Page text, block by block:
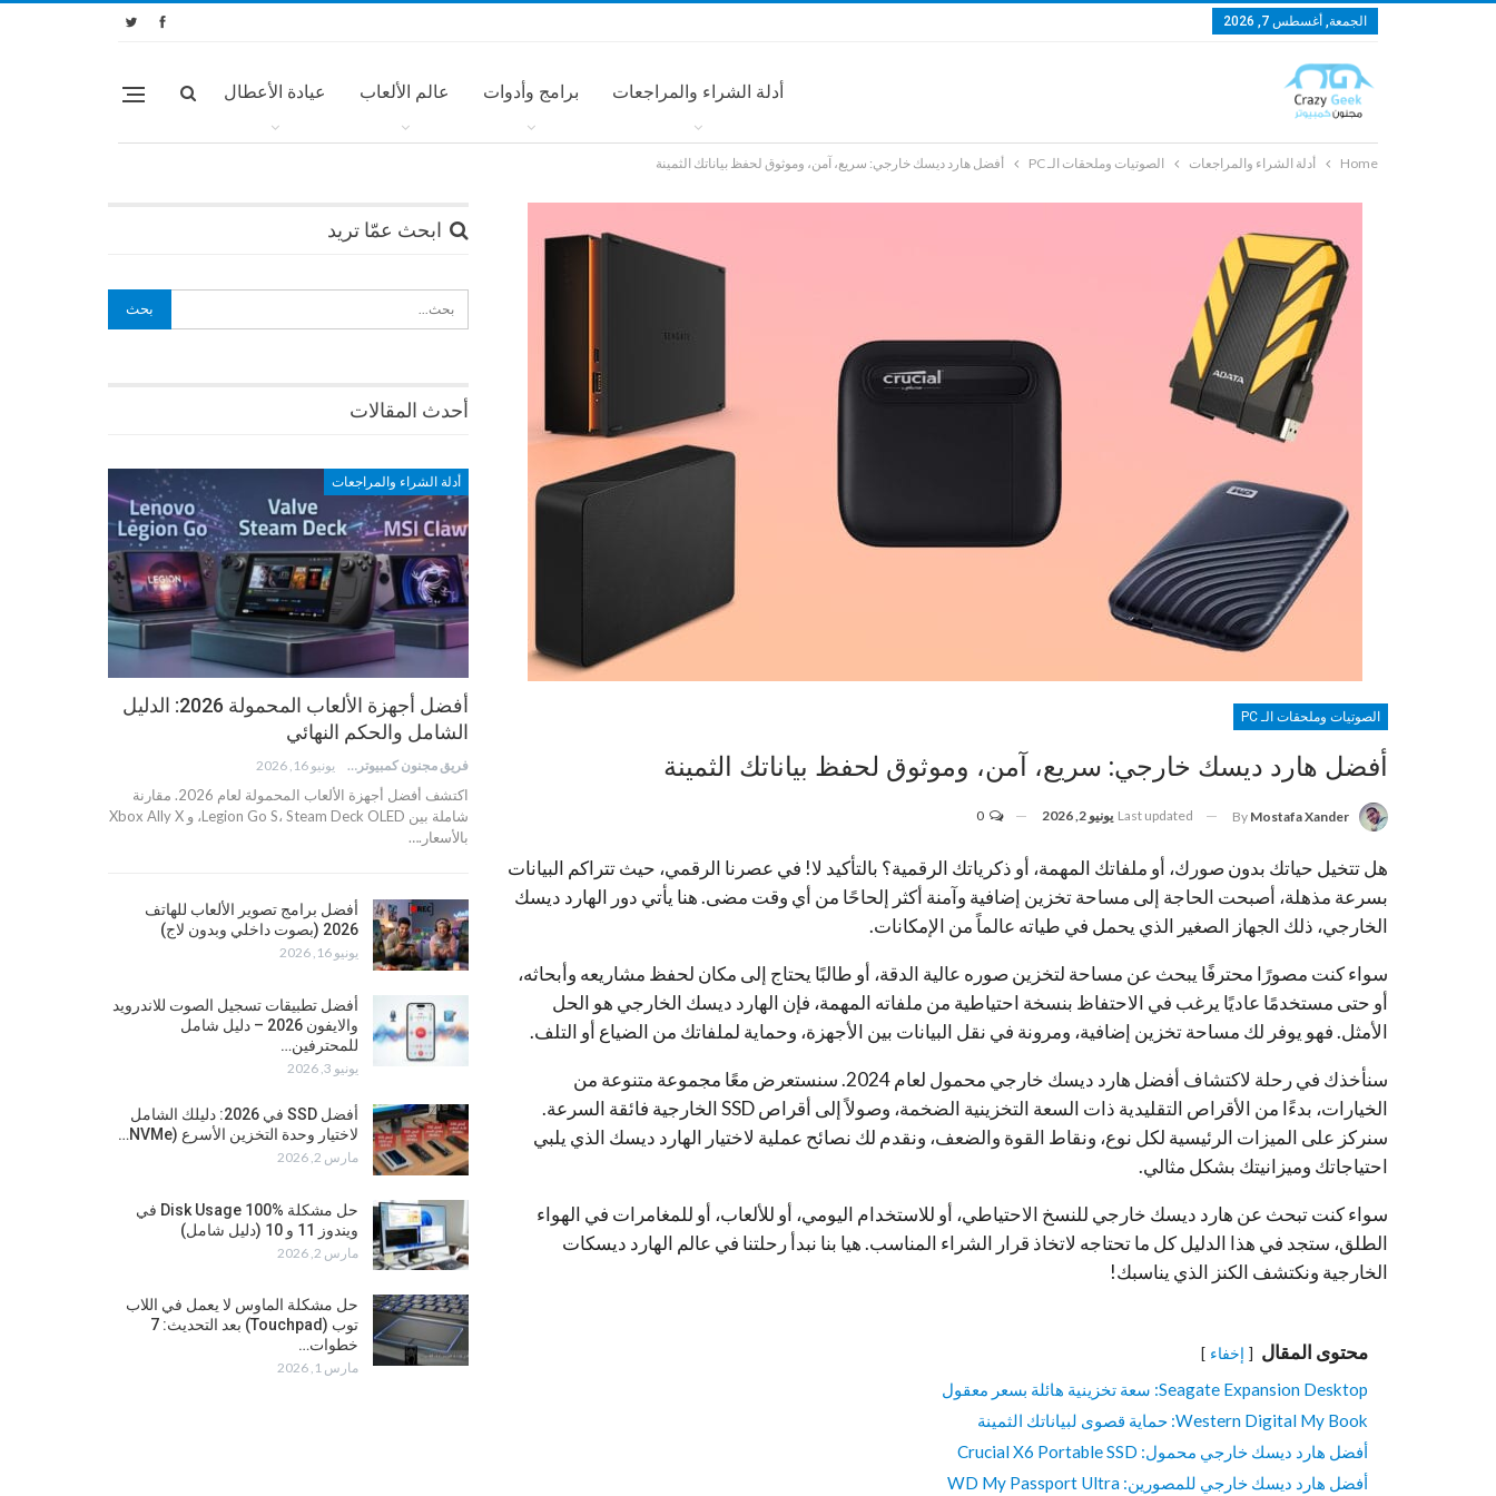
الجمعة, أغسطس 7, 2026
أدلة الشراء والمراجعات برامج وأدوات عالم الألعاب عيادة الأعطال
Home أدلة الشراء والمراجعات الصوتيات وملحقات الـ PC أفضل هارد ديسك خارجي: سريع، آمن، وموثوق لحفظ بياناتك الثمينة
الصوتيات وملحقات الـ PC
أفضل هارد ديسك خارجي: سريع، آمن، وموثوق لحفظ بياناتك الثمينة
By Mostafa Xander
Last updated يونيو 2, 2026
هل تتخيل حياتك بدون صورك، أو ملفاتك المهمة، أو ذكرياتك الرقمية؟ بالتأكيد لا! في عصرنا الرقمي، حيث تتراكم البيانات
بسرعة مذهلة، أصبحت الحاجة إلى مساحة تخزين إضافية وآمنة أكثر إلحاحًا من أي وقت مضى. هنا يأتي دور الهارد ديسك
الخارجي، ذلك الجهاز الصغير الذي يحمل في طياته عالماً من الإمكانات.
سواء كنت مصورًا محترفًا يبحث عن مساحة لتخزين صوره عالية الدقة، أو طالبًا يحتاج إلى مكان لحفظ مشاريعه وأبحاثه،
أو حتى مستخدمًا عاديًا يرغب في الاحتفاظ بنسخة احتياطية من ملفاته المهمة، فإن الهارد ديسك الخارجي هو الحل
الأمثل. فهو يوفر لك مساحة تخزين إضافية، ومرونة في نقل البيانات بين الأجهزة، وحماية لملفاتك من الضياع أو التلف.
سنأخذك في رحلة لاكتشاف أفضل هارد ديسك خارجي محمول لعام 2024. سنستعرض معًا مجموعة متنوعة من
الخيارات، بدءًا من الأقراص التقليدية ذات السعة التخزينية الضخمة، وصولاً إلى أقراص SSD الخارجية فائقة السرعة.
سنركز على الميزات الرئيسية لكل نوع، ونقاط القوة والضعف، ونقدم لك نصائح عملية لاختيار الهارد ديسك الذي يلبي
احتياجاتك وميزانيتك بشكل مثالي.
سواء كنت تبحث عن هارد ديسك خارجي للنسخ الاحتياطي، أو للاستخدام اليومي، أو للألعاب، أو للمغامرات في الهواء
الطلق، ستجد في هذا الدليل كل ما تحتاجه لاتخاذ قرار الشراء المناسب. هيا بنا نبدأ رحلتنا في عالم الهارد ديسكات
الخارجية ونكتشف الكنز الذي يناسبك!
محتوى المقال إخفاء
Seagate Expansion Desktop: سعة تخزينية هائلة بسعر معقول
Western Digital My Book: حماية قصوى لبياناتك الثمينة
أفضل هارد ديسك خارجي محمول: Crucial X6 Portable SSD
أفضل هارد ديسك خارجي للمصورين: WD My Passport Ultra
ابحث عمّا تريد
أحدث المقالات
أدلة الشراء والمراجعات
أفضل أجهزة الألعاب المحمولة 2026: الدليل
الشامل والحكم النهائي
فريق مجنون كمبيوتر يونيو 16, 2026
اكتشف أفضل أجهزة الألعاب المحمولة لعام 2026. مقارنة
شاملة بين Legion Go S، Steam Deck OLED، و Xbox Ally X
بالأسعار.…
أفضل برامج تصوير الألعاب للهاتف
2026 (بصوت داخلي وبدون لاج)
يونيو 16, 2026
أفضل تطبيقات تسجيل الصوت للاندرويد
والايفون 2026 – دليل شامل
للمحترفين…
يونيو 3, 2026
أفضل SSD في 2026: دليلك الشامل
لاختيار وحدة التخزين الأسرع (NVMe…
مارس 2, 2026
حل مشكلة Disk Usage 100% في
ويندوز 11 و 10 (دليل شامل)
مارس 2, 2026
حل مشكلة الماوس لا يعمل في اللاب
توب (Touchpad) بعد التحديث: 7
خطوات…
مارس 1, 2026